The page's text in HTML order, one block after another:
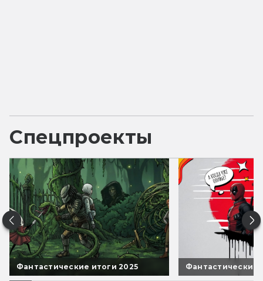
Спецпроекты
Фантастические итоги 2025 Фантастические